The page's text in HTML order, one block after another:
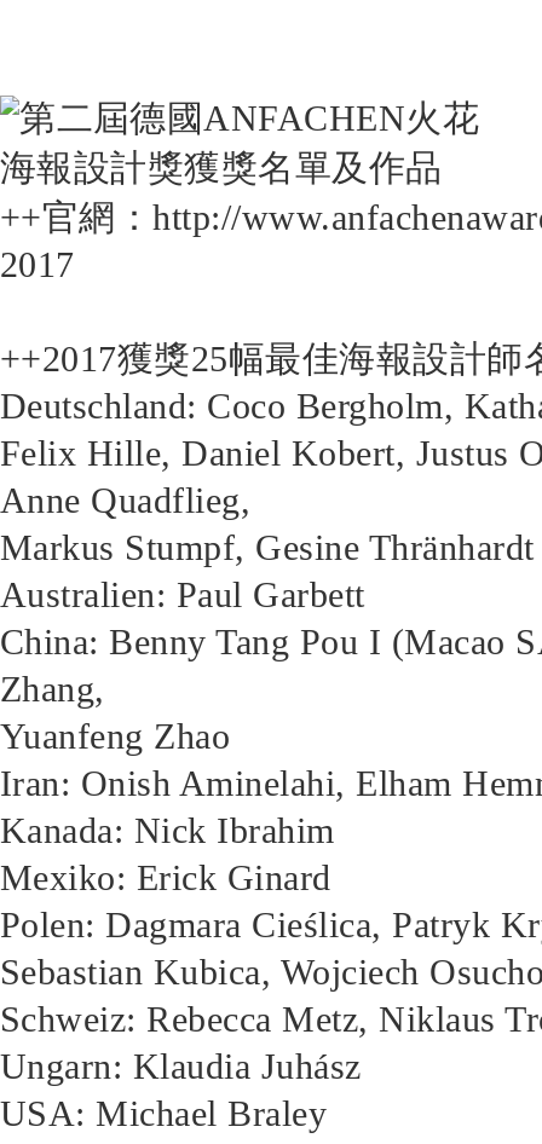
++官網：http://
2017
++2017獲獎25幅最佳海報設計師
Deutschland: Coco Bergholm,
Felix Hille, Daniel Kobert, Justus
Anne Quadflieg,
Markus Stumpf, Gesine Thränhardt
Australien: Paul Garbett
China: Benny Tang Pou I (Macao
Zhang,
Yuanfeng Zhao
Iran: Onish Aminelahi, Elham
Kanada: Nick Ibrahim
Mexiko: Erick Ginard
Polen: Dagmara Cieślica, Patryk
Sebastian Kubica, Wojciech
Schweiz: Rebecca Metz, Niklaus
Ungarn: Klaudia Juhász
USA: Michael Braley